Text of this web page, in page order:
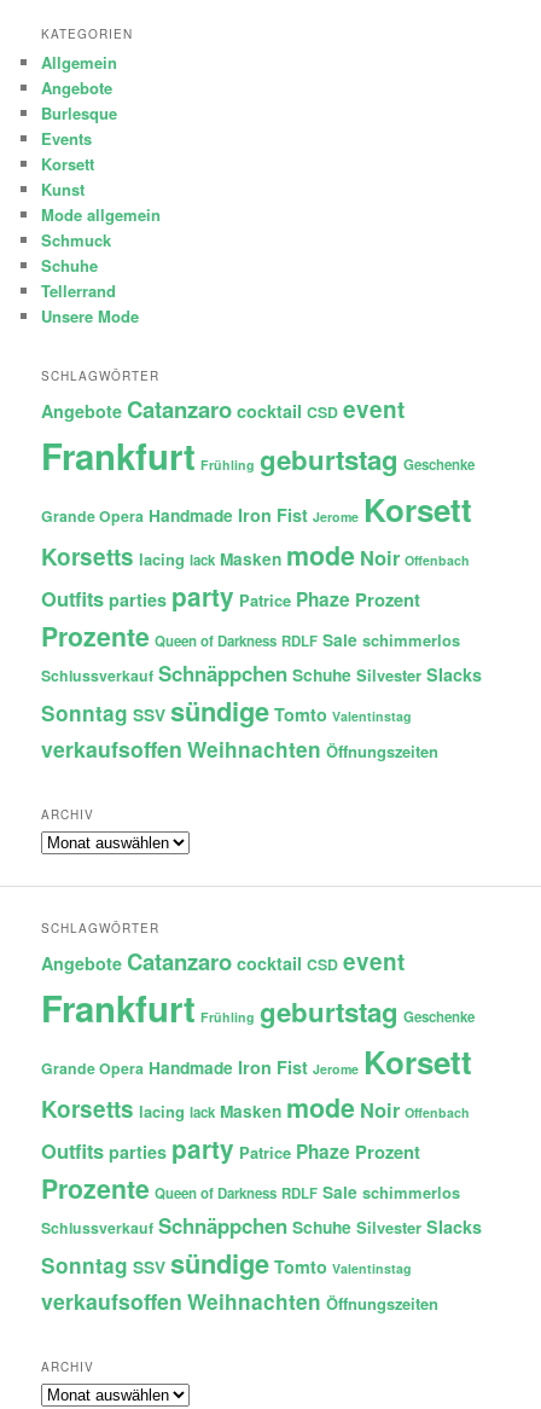
KATEGORIEN
Allgemein
Angebote
Burlesque
Events
Korsett
Kunst
Mode allgemein
Schmuck
Schuhe
Tellerrand
Unsere Mode
SCHLAGWÖRTER
Angebote Catanzaro cocktail CSD event
Frankfurt Frühling geburtstag Geschenke
Grande Opera Handmade Iron Fist Jerome Korsett
Korsetts lacing lack Masken mode Noir Offenbach
Outfits parties party Patrice Phaze Prozent
Prozente Queen of Darkness RDLF Sale schimmerlos
Schlussverkauf Schnäppchen Schuhe Silvester Slacks
Sonntag SSV sündige Tomto Valentinstag
verkaufsoffen Weihnachten Öffnungszeiten
ARCHIV
Archiv
SCHLAGWÖRTER
Angebote Catanzaro cocktail CSD event
Frankfurt Frühling geburtstag Geschenke
Grande Opera Handmade Iron Fist Jerome Korsett
Korsetts lacing lack Masken mode Noir Offenbach
Outfits parties party Patrice Phaze Prozent
Prozente Queen of Darkness RDLF Sale schimmerlos
Schlussverkauf Schnäppchen Schuhe Silvester Slacks
Sonntag SSV sündige Tomto Valentinstag
verkaufsoffen Weihnachten Öffnungszeiten
ARCHIV
Archiv